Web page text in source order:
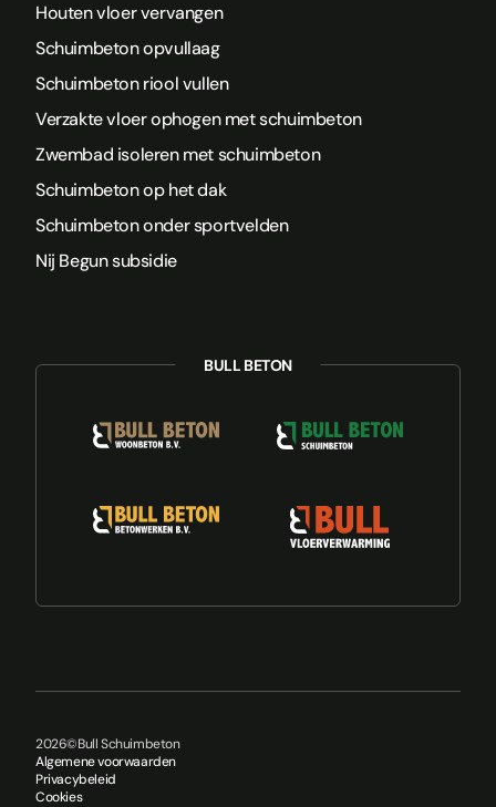
Houten vloer vervangen
Schuimbeton opvullaag
Schuimbeton riool vullen
Verzakte vloer ophogen met schuimbeton
Zwembad isoleren met schuimbeton
Schuimbeton op het dak
Schuimbeton onder sportvelden
Nij Begun subsidie
2026©Bull Schuimbeton
Algemene voorwaarden
Privacybeleid
Cookies